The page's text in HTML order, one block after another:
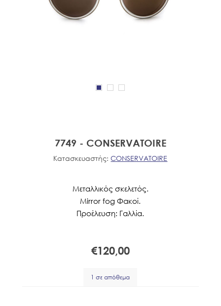
7749 - CONSERVATOIRE
Κατασκευαστής: CONSERVATOIRE
Μεταλλικός σκελετός.
Mirror fog Φακοί.
Προέλευση: Γαλλία.
€120,00
1 σε απόθεμα